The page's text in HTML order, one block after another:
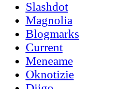
Slashdot
Magnolia
Blogmarks
Current
Meneame
Oknotizie